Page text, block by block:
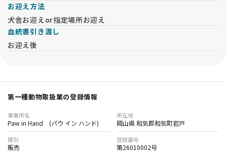
お迎え方法
犬舎お迎えor指定場所お迎え
血統書引き渡し
お迎え後
第一種動物取扱業の登録情報
事業所名
Paw in Hand (パウ イン ハンド)
所在地
岡山県 和気郡和気町岩戸
種別
販売
登録番号
第26010002号